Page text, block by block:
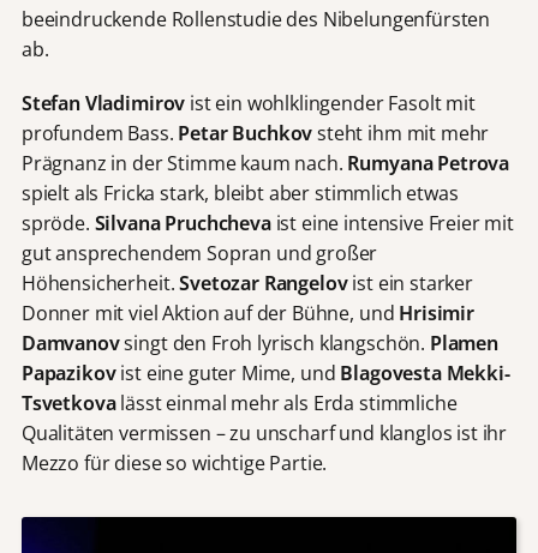
beeindruckende Rollenstudie des Nibelungenfürsten
ab.
Stefan Vladimirov ist ein wohlklingender Fasolt mit
profundem Bass. Petar Buchkovsteht ihm mit mehr
Prägnanz in der Stimme kaum nach. Rumyana Petrova
spielt als Fricka stark, bleibt aber stimmlich etwas
spröde. Silvana Pruchchevaist eine intensive Freier mit
gut ansprechendem Sopran und großer
Höhensicherheit.Svetozar Rangelovist ein starker
Donner mit viel Aktion auf der Bühne, und Hrisimir
Damvanovsingt den Froh lyrisch klangschön. Plamen
Papazikovist eine guter Mime, und Blagovesta Mekki-
Tsvetkovalässt einmal mehr als Erda stimmliche
Qualitäten vermissen – zu unscharf und klanglos ist ihr
Mezzo für diese so wichtige Partie.